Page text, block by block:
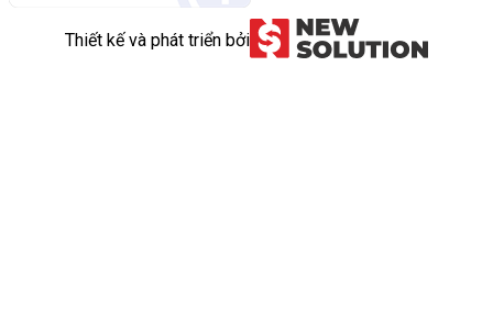
Thiết kế và phát triển bởi